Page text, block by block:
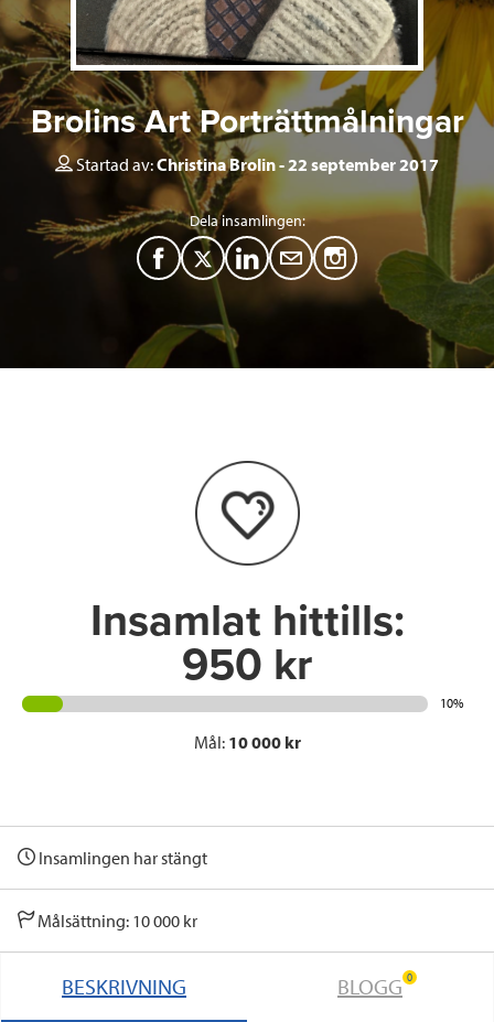
Brolins Art Porträttmålningar
Startad av:Christina Brolin 22 september 2017
Dela insamlingen:
F
c
T
w
i
e
L
I
n
M
a
Insamlat hittills:
950 kr
10%
Mål: 10 000 kr
Insamlingen har stängt
Målsättning: 10 000 kr
BESKRIVNING BLOGG 0